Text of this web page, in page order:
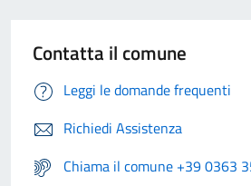
Contatta il comune
Leggi le domande frequenti
Richiedi Assistenza
Chiama il comune +39 0363